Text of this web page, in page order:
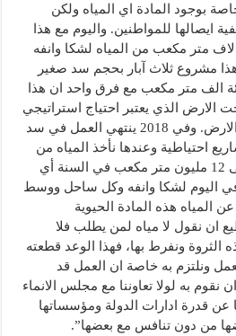
بوجود المادة اي المياه ولكن
ايصالها للمواطنين. واليوم مع هذا
بامكاننا اعطاء 7 الاف متر مكعب من المياه لشكا وانفه
مشروع ثلاث آبار بحجم سد صغير
2 مليون ومئة الف متر مكعب مع فرق واحد ان هذا
الارض الذي يعتبر احتياج استراتيجي
يجب المحافظة عليه تحت الارض. وفي 2018 ينتهي العمل في سد
احتياطية وعندها نأخذ المياه من
السد بسعته التي تبلغ حوالى 12 مليون متر مكعب في السنة أي
في اليوم لشكا وانفه وكل ساحل ووسط
المياه هذه المادة الحيوية
ان نقول لا مياه لمن يطلب فلا
الثروة ونفرط بها، فهذا الوعد قطعته
ونلتزم به خاصة ان العمل قد
به لولا تعاوننا مع مجلس الانماء
عن قدرة ادارات الدولة ومؤسساتها
من دون تنافس مع بعضها”.